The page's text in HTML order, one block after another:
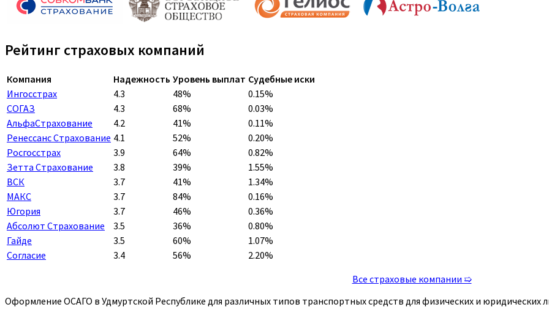
Рейтинг страховых компаний
Компания Надежность Уровень выплат Судебные иски
Ингосстрах
4.3 48%
0.15%
СОГАЗ
4.3 68%
0.03%
АльфаСтрахование
4.2 41%
0.11%
Ренессанс Страхование 4.1 52%
0.20%
Росгосстрах
3.9 64%
0.82%
Зетта Страхование
3.8 39%
1.55%
ВСК
3.7 41%
1.34%
МАКС
3.7 84%
0.16%
Югория
3.7 46%
0.36%
Абсолют Страхование
3.5 36%
0.80%
Гайде
3.5 60%
1.07%
Согласие
3.4 56%
2.20%
Все страховые компании ➯
Оформление ОСАГО в Удмуртской Республике для различных типов транспортных средств для физических и юридических